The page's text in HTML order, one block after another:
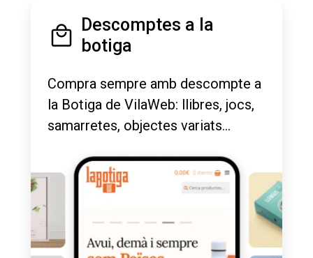
Descomptes a la
botiga
Compra sempre amb descompte a
la Botiga de VilaWeb: llibres, jocs,
samarretes, objectes variats...